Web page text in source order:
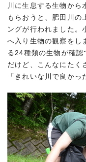
川に生息する生物から
もらおうと、肥田川の
ングが行われました。
へ入り生物の観察をし
る24種類の生物が確認
だけど、こんなにたく
「きれいな川で良かっ